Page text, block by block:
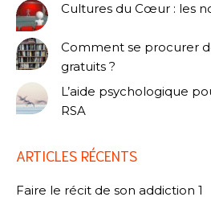
Cultures du Cœur : les
Comment se procurer
gratuits ?
L’aide psychologique
RSA
ARTICLES RÉCENTS
Faire le récit de son addiction 1